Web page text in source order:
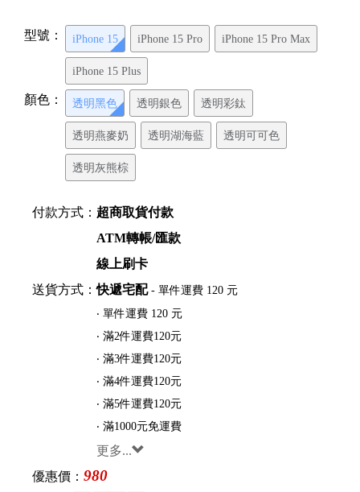
顏色： 透明黑色 透明銀色 透明彩鈦
透明燕麥奶 透明湖海藍 透明可可色
透明灰熊棕
型號： iPhone 15 iPhone 15 Pro iPhone 15 Pro Max
iPhone 15 Plus
付款方式： 超商取貨付款
ATM轉帳/匯款
線上刷卡
送貨方式：快遞宅配- 單件運費 120 元
‧ 單件運費 120 元
‧ 滿2件運費120元
‧ 滿3件運費120元
‧ 滿4件運費120元
‧ 滿5件運費120元
‧ 滿1000元免運費
更多...
優惠價： 980